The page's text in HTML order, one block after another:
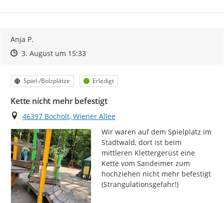
Anja P.
Zeitpunkt des Erstellens
Zeitpunkt des Erstellens
3. August um 15:33Zur Äußerung
Kategorie
Spiel-/Bolzplätze Status
Erledigt
Kette nicht mehr befestigt
Ort
46397 Bocholt, Wiener Allee
Wir waren auf dem Spielplatz im
Stadtwald, dort ist beim
mittleren Klettergerüst eine
Kette vom Sandeimer zum
hochziehen nicht mehr befestigt
(Strangulationsgefahr!)